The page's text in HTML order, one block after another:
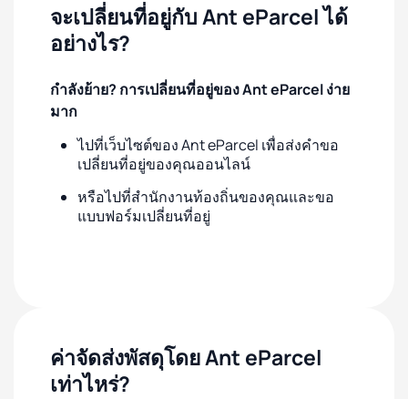
จะเปลี่ยนที่อยู่กับ Ant eParcel ได้
อย่างไร?
กำลังย้าย? การเปลี่ยนที่อยู่ของ Ant eParcel ง่าย
มาก
ไปที่เว็บไซต์ของ Ant eParcel เพื่อส่งคำขอ
เปลี่ยนที่อยู่ของคุณออนไลน์
หรือไปที่สำนักงานท้องถิ่นของคุณและขอ
แบบฟอร์มเปลี่ยนที่อยู่
ค่าจัดส่งพัสดุโดย Ant eParcel
เท่าไหร่?